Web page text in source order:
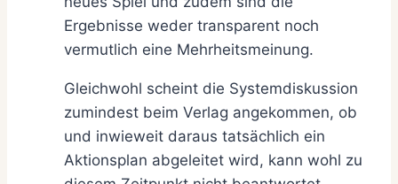
Ergebnisse weder transparent noch
vermutlich eine Mehrheitsmeinung.
Gleichwohl scheint die Systemdiskussion
zumindest beim Verlag angekommen, ob
und inwieweit daraus tatsächlich ein
Aktionsplan abgeleitet wird, kann wohl zu